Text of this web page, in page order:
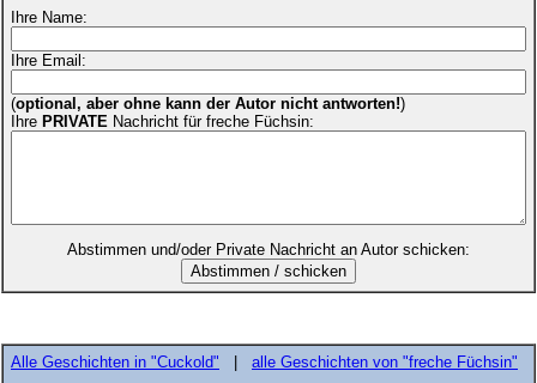
Ihre Name:
Ihre Email:
(optional, aber ohne kann der Autor nicht antworten!)
Ihre PRIVATE Nachricht für freche Füchsin:
Abstimmen und/oder Private Nachricht an Autor schicken:
Alle Geschichten in "Cuckold" alle Geschichten von "freche Füchsin"